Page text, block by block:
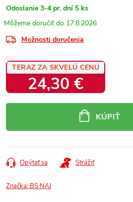
Odoslanie 3-4 pr. dní 5 ks
17.8.2026
Možnosti doručenia
TERAZ ZA SKVELÚ CENU
24,30 €
KÚPIŤ
Opýtať sa Strážiť
Značka: BS NAJ